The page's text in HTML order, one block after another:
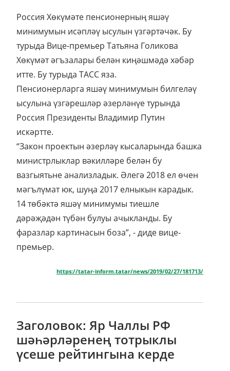
Россия Хөкүмәте пенсионерның яшәү
минимумын исәпләү ысулын үзгәртәчәк. Бу
турыда Вице-премьер Татьяна Голикова
Хөкүмәт әгъзалары белән киңәшмәдә хәбәр
итте. Бу турыда ТАСС яза.
Пенсионерларга яшәү минимумын билгеләү
ысулына үзгәрешләр әзерләнүе турында
Россия Президенты Владимир Путин
искәртте.
“Закон проектын әзерләү кысаларында башка
министрлыклар вәкилләре белән бу
вазгыятьне анализладык. Әлегә 2018 ел өчен
мәгълүмат юк, шуңа 2017 елныкын карадык.
14 төбәктә яшәү минимумы тиешле
дәрәҗәдән түбән булуы ачыкланды. Бу
фаразлар картинасын боза”, - диде вице-
премьер.
https://tatar-inform.tatar/news/2019/02/27/181713/
Заголовок: Яр Чаллы РФ
шәһәрләренең тотрыклы
үсеше рейтингына керде